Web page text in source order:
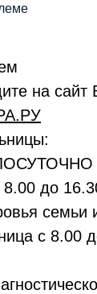
на
до
семьи
с 8.00